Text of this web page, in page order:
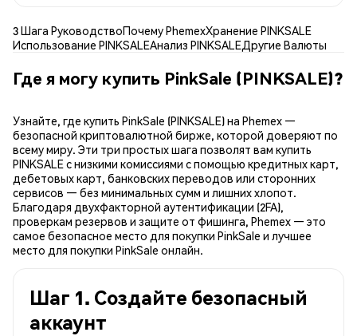
3 Шага РуководствоПочему PhemexХранение PINKSALE
Использование PINKSALEАнализ PINKSALEДругие Валюты
Где я могу купить PinkSale (PINKSALE)?
Узнайте, где купить PinkSale (PINKSALE) на Phemex —
безопасной криптовалютной бирже, которой доверяют по
всему миру. Эти три простых шага позволят вам купить
PINKSALE с низкими комиссиями с помощью кредитных карт,
дебетовых карт, банковских переводов или сторонних
сервисов — без минимальных сумм и лишних хлопот.
Благодаря двухфакторной аутентификации (2FA),
проверкам резервов и защите от фишинга, Phemex — это
самое безопасное место для покупки PinkSale и лучшее
место для покупки PinkSale онлайн.
Шаг 1. Создайте безопасный
аккаунт